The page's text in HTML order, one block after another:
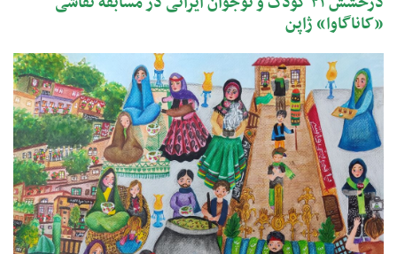
«کاناگاوا» ژاپن